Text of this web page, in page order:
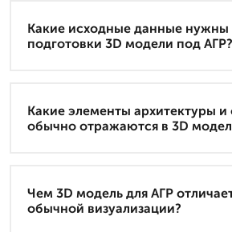
Какие исходные данные нужны
подготовки 3D модели под АГР?
Какие элементы архитектуры
обычно отражаются в 3D
Чем 3D модель для АГР
обычной визуализации?